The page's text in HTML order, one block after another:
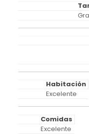
Habitación
Excelente
Comidas
Excelente